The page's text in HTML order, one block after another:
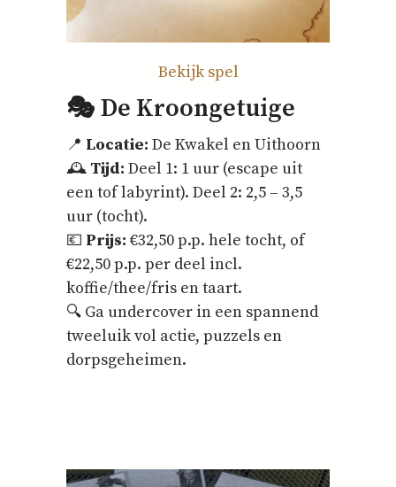
Bekijk spel
🎭 De Kroongetuige
📍 Locatie: De Kwakel en Uithoorn
🕰️ Tijd: Deel 1: 1 uur (escape uit
een tof labyrint). Deel 2: 2,5 – 3,5
uur (tocht).
💶 Prijs: €32,50 p.p. hele tocht, of
€22,50 p.p. per deel incl.
koffie/thee/fris en taart.
🔍 Ga undercover in een spannend
tweeluik vol actie, puzzels en
dorpsgeheimen.